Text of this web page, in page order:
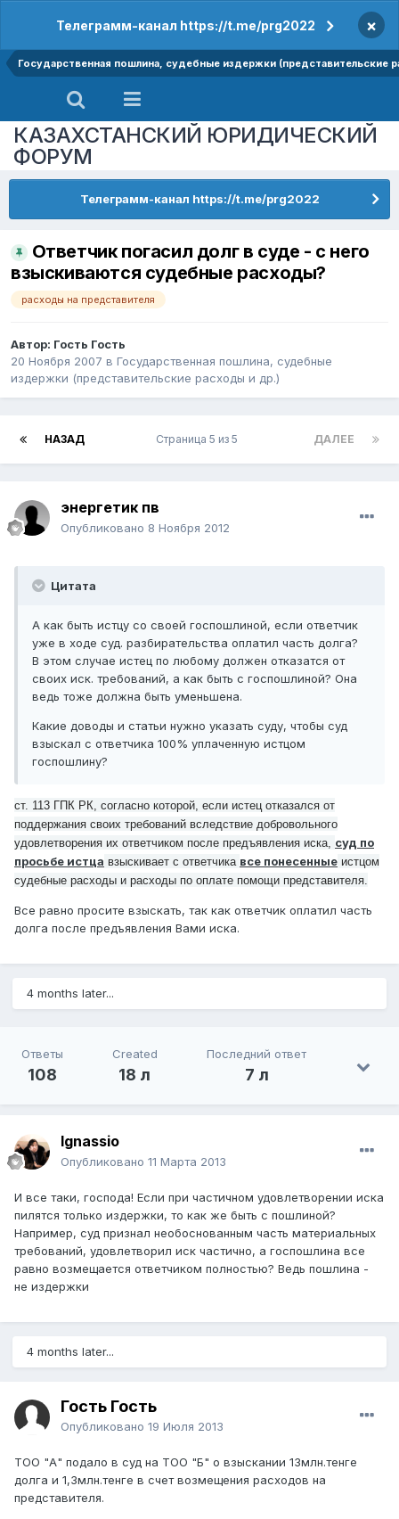
Телеграмм-канал https://t.me/prg2022 ×
Государственная пошлина, судебные издержки (представительские
КАЗАХСТАНСКИЙ ЮРИДИЧЕСКИЙ
ФОРУМ
Телеграмм-канал https://t.me/prg2022
Ответчик погасил долг в суде - с него
взыскиваются судебные расходы?
расходы на представителя
Автор: Гость Гость
20 Ноября 2007 в Государственная пошлина, судебные
издержки (представительские расходы и др.)
НАЗАД ДАЛЕЕ
Страница 5 из 5
энергетик пв
Опубликовано 8 Ноября 2012
Цитата
А как быть истцу со своей госпошлиной, если ответчик
уже в ходе суд. разбирательства оплатил часть долга?
В этом случае истец по любому должен отказатся от
своих иск. требований, а как быть с госпошлиной? Она
ведь тоже должна быть уменьшена.
Какие доводы и статьи нужно указать суду, чтобы суд
взыскал с ответчика 100% уплаченную истцом
госпошлину?
ст. 113 ГПК РК, согласно которой, если истец отказался от
поддержания своих требований вследствие добровольного
удовлетворения их ответчиком после предъявления иска, суд по
просьбе истца взыскивает с ответчика все понесенные истцом
судебные расходы и расходы по оплате помощи представителя.
Все равно просите взыскать, так как ответчик оплатил часть
долга после предъявления Вами иска.
4 months later...
Ответы
108
Created
18 л
Последний ответ
7 л
Ignassio
Опубликовано 11 Марта 2013
И все таки, господа! Если при частичном удовлетворении иска
пилятся только издержки, то как же быть с пошлиной?
Например, суд признал необоснованным часть материальных
требований, удовлетворил иск частично, а госпошлина все
равно возмещается ответчиком полностью? Ведь пошлина -
не издержки
4 months later...
Гость Гость
Опубликовано 19 Июля 2013
ТОО "А" подало в суд на ТОО "Б" о взыскании 13млн.тенге
долга и 1,3млн.тенге в счет возмещения расходов на
представителя.